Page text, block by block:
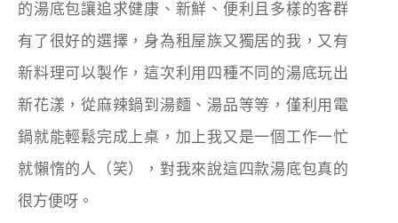
的湯底包讓追求健康、新鮮、便利且多樣的客群
有了很好的選擇，身為租屋族又獨居的我，又有
新料理可以製作，這次利用四種不同的湯底玩出
新花漾，從麻辣鍋到湯麵、湯品等等，僅利用電
鍋就能輕鬆完成上桌，加上我又是一個工作一忙
就懶惰的人（笑），對我來說這四款湯底包真的
很方便呀。